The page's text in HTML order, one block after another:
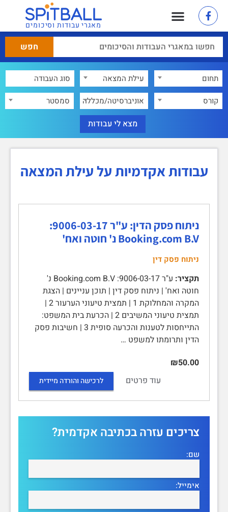
מאגרי עבודות וסיכומים
תחום
עילת המצאה
קורס
אוניברסיטה/מכללה סמסטר
עבודות אקדמיות על עילת המצאה
ניתוח פסק הדין: ע"ר 9006-03-17:
Booking.com B.V נ' חוטה ואח'
ניתוח פסק דין
תקציר:
ע"ר 9006-03-17: Booking.com B.V נ'
חוטה ואח' | ניתוח פסק דין | תוכן עניינים | הצגת
המקרה והמחלוקת 1 | תמצית טיעוני הערעור 2 |
תמצית טיעוני המשיבים 2 | הכרעת בית המשפט:
התייחסות לטענות והכרעה סופית 3 | חשיבות פסק
הדין ותרומתו למשפט …
₪50.00
עוד פרטים
לרכישה והורדה מיידית
צריכים עזרה בכתיבה אקדמית?
שם:
אימייל: